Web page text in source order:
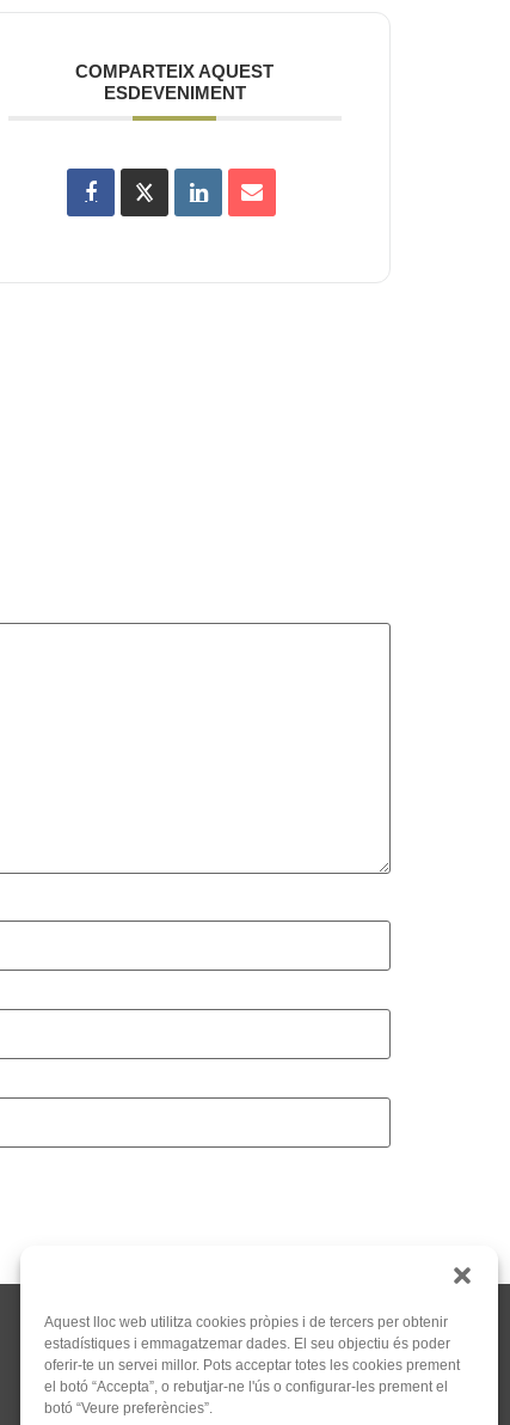
Aquest lloc web utilitza cookies pròpies i de tercers per obtenir
estadístiques i emmagatzemar dades. El seu objectiu és poder
oferir-te un servei millor. Pots acceptar totes les cookies prement
el botó “Accepta”, o rebutjar-ne l'ús o configurar-les prement el
botó “Veure preferències”.
COMPARTEIX AQUEST
ESDEVENIMENT